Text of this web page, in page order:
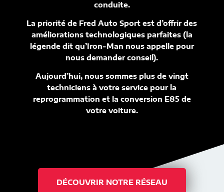
conduite.
La priorité de Fred Auto Sport est d’offrir des
améliorations technologiques parfaites (la
légende dit qu’Iron-Man nous appelle pour
nous demander conseil).
Aujourd’hui, nous sommes plus de vingt
techniciens à votre service pour la
reprogrammation et la conversion E85 de
votre voiture.
DÉCOUVRIR NOTRE RÉSEAU